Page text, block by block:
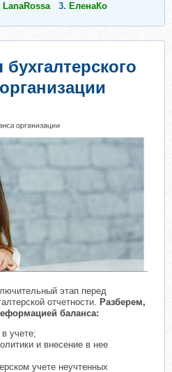
LanaRossa 3. ЕленаКо
этап перед
отчетности.
Разберем,
баланса:
учете;
и внесение в нее
учете неучтенных